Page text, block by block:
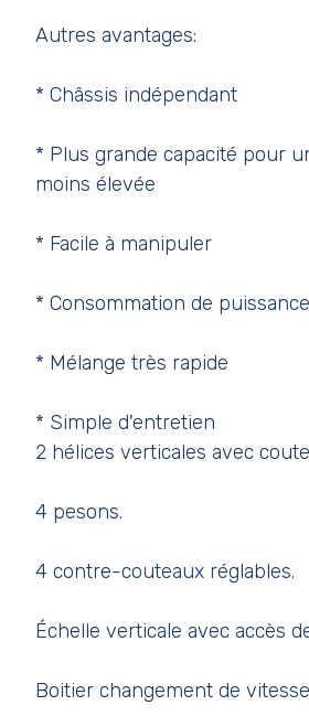
Autres avantages:
* Châssis indépendant
* Plus grande capacité pour
moins élevée
* Facile à manipuler
* Consommation de
* Mélange très rapide
* Simple d'entretien
2 hélices verticales avec
4 pesons.
4 contre-couteaux réglables.
Échelle verticale avec accès
Boitier changement de